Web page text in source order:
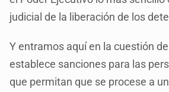
judicial de la liberación de los
Y entramos aquí en la cuestión
establece sanciones para las
que permitan que se procese a